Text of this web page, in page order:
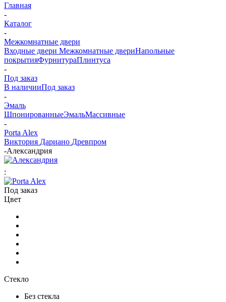
Главная
-
Каталог
-
Межкомнатные двери
Входные двери Межкомнатные двериНапольные
покрытияФурнитураПлинтуса
-
Под заказ
В наличииПод заказ
-
Эмаль
ШпонированныеЭмальМассивные
-
Porta Alex
Виктория Дариано Древпром
-Александрия
:
Под заказ
Цвет
Стекло
Без стекла